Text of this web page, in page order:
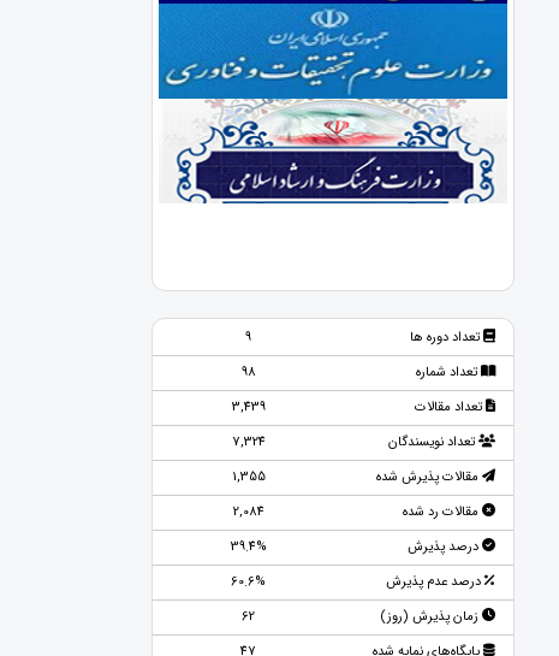
تعداد دوره ها
9
تعداد شماره
98
تعداد مقالات
3,439
تعداد نویسندگان
7,324
مقالات پذیرش شده
1,355
مقالات رد شده
2,084
درصد پذیرش
39.4%
درصد عدم پذیرش
60.6%
زمان پذیرش (روز)
62